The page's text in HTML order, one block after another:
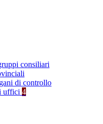
consiliari
di controllo
uffici 4